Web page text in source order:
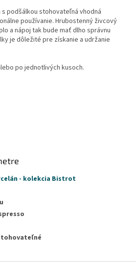
podšálkou stohovateľná vhodná
používanie. Hrubostenný živcový
a nápoj tak bude mať dlho správnu
je dôležité pre získanie a udržanie
po jednotlivých kusoch.
- kolekcia Bistrot